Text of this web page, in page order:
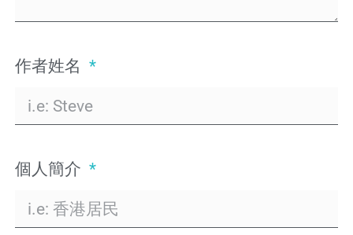
作者姓名
個人簡介